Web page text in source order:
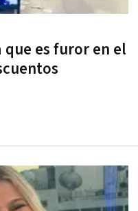
es furor en el